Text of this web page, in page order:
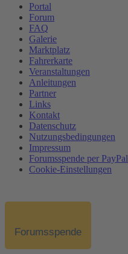
Portal
Forum
FAQ
Galerie
Marktplatz
Fahrerkarte
Veranstaltungen
Anleitungen
Partner
Links
Kontakt
Datenschutz
Nutzungsbedingungen
Impressum
Forumsspende per PayPal
Cookie-Einstellungen
Forumsspende